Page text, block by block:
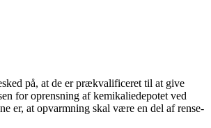
på, at de er prækvalificeret til at give
for oprensning af kemikaliedepotet ved
er, at opvarmning skal være en del af rense-